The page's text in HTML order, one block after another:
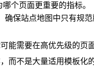
个页面更重要的指标。
确保站点地图中只有规范
能需要在高优先级的页
而不是大量适用模板化